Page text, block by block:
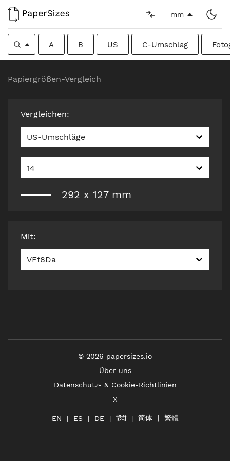
mm
A B US C-Umschlag
Papiergrößen-Vergleich
Vergleichen:
US-Umschläge
14
292 x 127 mm
Mit:
VFf8Da
© 2026 papersizes.io
Über uns
Datenschutz- & Cookie-Richtlinien
X
EN ES DE हिंदी 简体 繁體